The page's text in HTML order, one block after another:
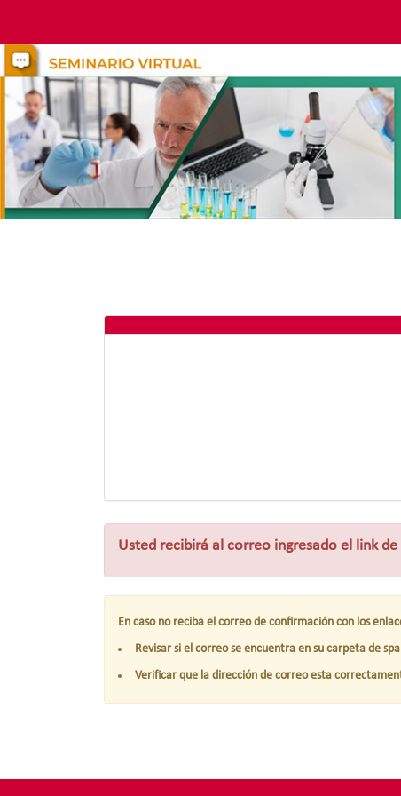
Usted recibirá al correo ingresado el link
En caso no reciba el correo de confirmación con los
Revisar si el correo se encuentra en su carpeta de
Verificar que la dirección de correo esta